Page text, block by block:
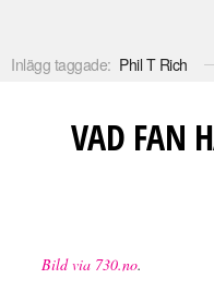
Inlägg taggade: Phil T Rich
VAD FAN
Bild via 730.no.